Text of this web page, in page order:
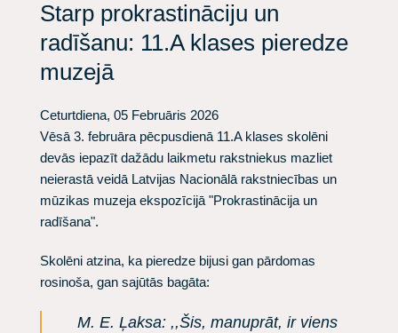
Starp prokrastināciju un
radīšanu: 11.A klases pieredze
muzejā
Ceturtdiena, 05 Februāris 2026
​Vēsā 3. februāra pēcpusdienā 11.A klases skolēni
devās iepazīt dažādu laikmetu rakstniekus mazliet
neierastā veidā Latvijas Nacionālā rakstniecības un
mūzikas muzeja ekspozīcijā "Prokrastinācija un
radīšana".
​Skolēni atzina, ka pieredze bijusi gan pārdomas
rosinoša, gan sajūtās bagāta:
M. E. Ļaksa: ,,Šis, manuprāt, ir viens